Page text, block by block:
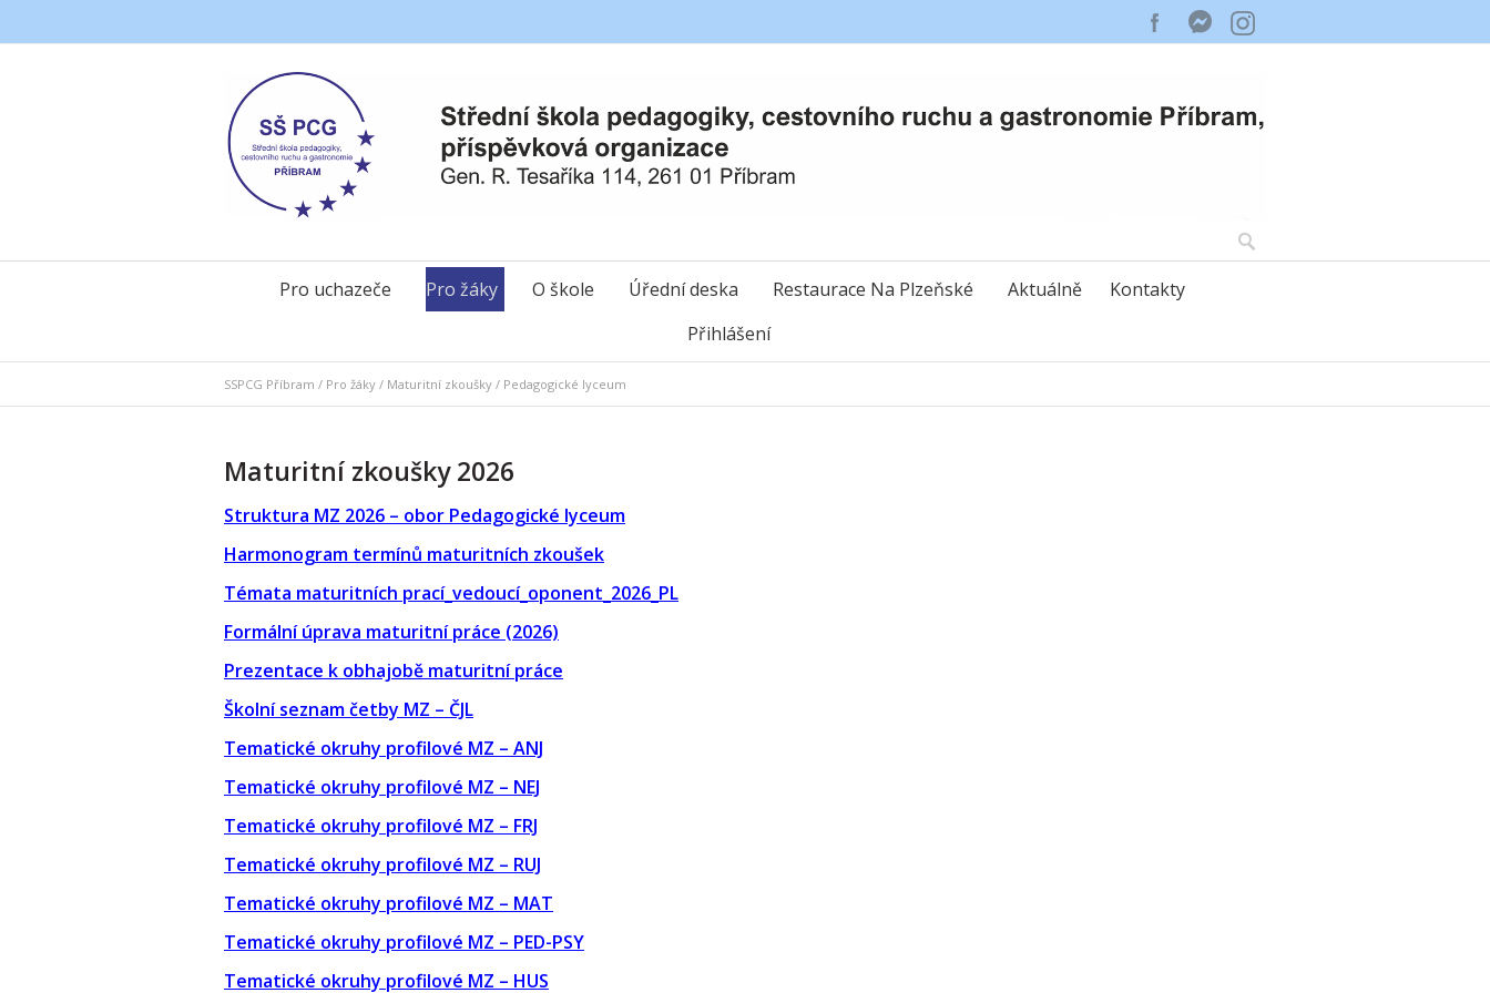
Pro uchazeče Pro žáky O škole Úřední deska Restaurace Na Plzeňské Aktuálně
Kontakty
Přihlášení
SSPCG Příbram / Pro žáky / Maturitní zkoušky / Pedagogické lyceum
Maturitní zkoušky 2026
Struktura MZ 2026 – obor Pedagogické lyceum
Harmonogram termínů maturitních zkoušek
Témata maturitních prací_vedoucí_oponent_2026_PL
Formální úprava maturitní práce (2026)
Prezentace k obhajobě maturitní práce
Školní seznam četby MZ – ČJL
Tematické okruhy profilové MZ – ANJ
Tematické okruhy profilové MZ – NEJ
Tematické okruhy profilové MZ – FRJ
Tematické okruhy profilové MZ – RUJ
Tematické okruhy profilové MZ – MAT
Tematické okruhy profilové MZ – PED-PSY
Tematické okruhy profilové MZ – HUS